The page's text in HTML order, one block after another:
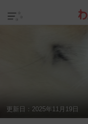
更新日： 2025年11月19日